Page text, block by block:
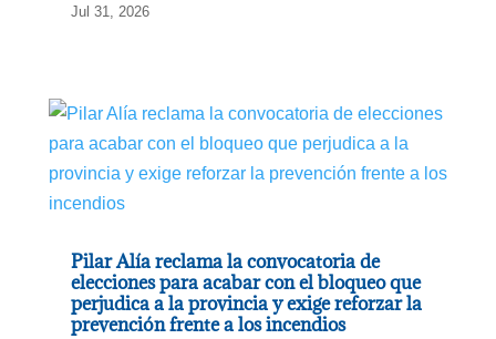
Jul 31, 2026
Pilar Alía reclama la convocatoria de
elecciones para acabar con el bloqueo que
perjudica a la provincia y exige reforzar la
prevención frente a los incendios